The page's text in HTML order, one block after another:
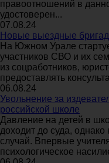
правоотношений в
удостоверен...
07.08.24
Новые выездные
На Южном Урале
участников СВО и их
из соцработников,
предоставлять
06.08.24
Увольнение за
российской школе
Давление на детей в
доходит до суда,
случай. Впервые
психологическое